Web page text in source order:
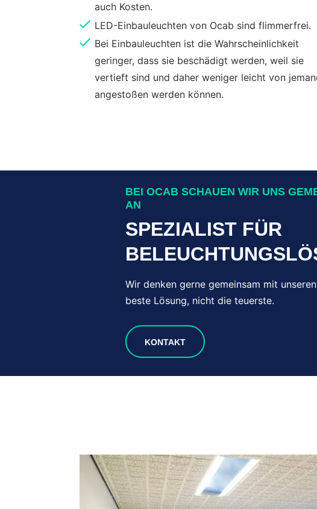
auch Kosten.
LED-Einbauleuchten von Ocab sind flimmerfrei.
Bei Einbauleuchten ist die Wahrscheinlichkeit
geringer, dass sie beschädigt werden, weil sie
vertieft sind und daher weniger leicht von
angestoßen werden können.
BEI OCAB SCHAUEN WIR UNS
AN
SPEZIALIST FÜR
Wir denken gerne gemeinsam mit
beste Lösung, nicht die teuerste.
KONTAKT